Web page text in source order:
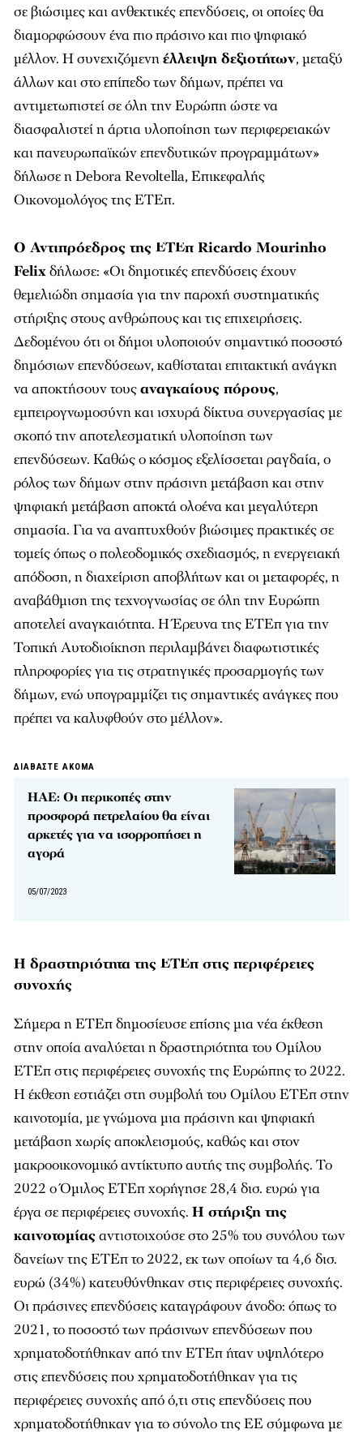
σε βιώσιμες και ανθεκτικές επενδύσεις, οι οποίες θα
διαμορφώσουν ένα πιο πράσινο και πιο ψηφιακό
μέλλον. Η συνεχιζόμενηέλλειψη δεξιοτήτων, μεταξύ
άλλων και στο επίπεδο των δήμων, πρέπει να
αντιμετωπιστεί σε όλη την Ευρώπη ώστε να
διασφαλιστεί η άρτια υλοποίηση των περιφερειακών
και πανευρωπαϊκών επενδυτικών προγραμμάτων»
δήλωσε η Debora Revoltella, Επικεφαλής
Οικονομολόγος της ΕΤΕπ.
Ο Αντιπρόεδρος της ΕΤΕπ Ricardo Mourinho
Felixδήλωσε: «Οι δημοτικές επενδύσεις έχουν
θεμελιώδη σημασία για την παροχή συστηματικής
στήριξης στους ανθρώπους και τις επιχειρήσεις.
Δεδομένου ότι οι δήμοι υλοποιούν σημαντικό ποσοστό
δημόσιων επενδύσεων, καθίσταται επιτακτική ανάγκη
να αποκτήσουν τουςαναγκαίους πόρους,
εμπειρογνωμοσύνη και ισχυρά δίκτυα συνεργασίας με
σκοπό την αποτελεσματική υλοποίηση των
επενδύσεων. Καθώς ο κόσμος εξελίσσεται ραγδαία, ο
ρόλος των δήμων στην πράσινη μετάβαση και στην
ψηφιακή μετάβαση αποκτά ολοένα και μεγαλύτερη
σημασία. Για να αναπτυχθούν βιώσιμες πρακτικές σε
τομείς όπως ο πολεοδομικός σχεδιασμός, η ενεργειακή
απόδοση, η διαχείριση αποβλήτων και οι μεταφορές, η
αναβάθμιση της τεχνογνωσίας σε όλη την Ευρώπη
αποτελεί αναγκαιότητα. Η Έρευνα της ΕΤΕπ για την
Τοπική Αυτοδιοίκηση περιλαμβάνει διαφωτιστικές
πληροφορίες για τις στρατηγικές προσαρμογής των
δήμων, ενώ υπογραμμίζει τις σημαντικές ανάγκες που
πρέπει να καλυφθούν στο μέλλον».
ΔΙΑΒΑΣΤΕ ΑΚΟΜΑ
ΗΑΕ: Οι περικοπές στην
προσφορά πετρελαίου θα είναι
αρκετές για να ισορροπήσει η
αγορά
05/07/2023
Η δραστηριότητα της ΕΤΕπ στις περιφέρειες
συνοχής
Σήμερα η ΕΤΕπ δημοσίευσε επίσης μια νέα έκθεση
στην οποία αναλύεται η δραστηριότητα του Ομίλου
ΕΤΕπ στις περιφέρειες συνοχής της Ευρώπης το 2022.
Η έκθεση εστιάζει στη συμβολή του Ομίλου ΕΤΕπ στην
καινοτομία, με γνώμονα μια πράσινη και ψηφιακή
μετάβαση χωρίς αποκλεισμούς, καθώς και στον
μακροοικονομικό αντίκτυπο αυτής της συμβολής. Το
2022 ο Όμιλος ΕΤΕπ χορήγησε 28,4 δισ. ευρώ για
έργα σε περιφέρειες συνοχής. Η στήριξη της
καινοτομίαςαντιστοιχούσε στο 25% του συνόλου των
δανείων της ΕΤΕπ το 2022, εκ των οποίων τα 4,6 δισ.
ευρώ (34%) κατευθύνθηκαν στις περιφέρειες συνοχής.
Οι πράσινες επενδύσεις καταγράφουν άνοδο: όπως το
2021, το ποσοστό των πράσινων επενδύσεων που
χρηματοδοτήθηκαν από την ΕΤΕπ ήταν υψηλότερο
στις επενδύσεις που χρηματοδοτήθηκαν για τις
περιφέρειες συνοχής από ό,τι στις επενδύσεις που
χρηματοδοτήθηκαν για το σύνολο της ΕΕ σύμφωνα με